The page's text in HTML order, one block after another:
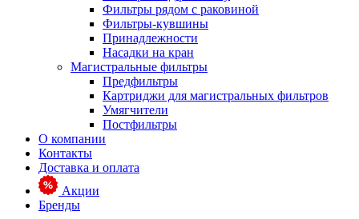
Фильтры рядом с раковиной
Фильтры-кувшины
Принадлежности
Насадки на кран
Магистральные фильтры
Предфильтры
Картриджи для магистральных фильтров
Умягчители
Постфильтры
О компании
Контакты
Доставка и оплата
Акции
Бренды